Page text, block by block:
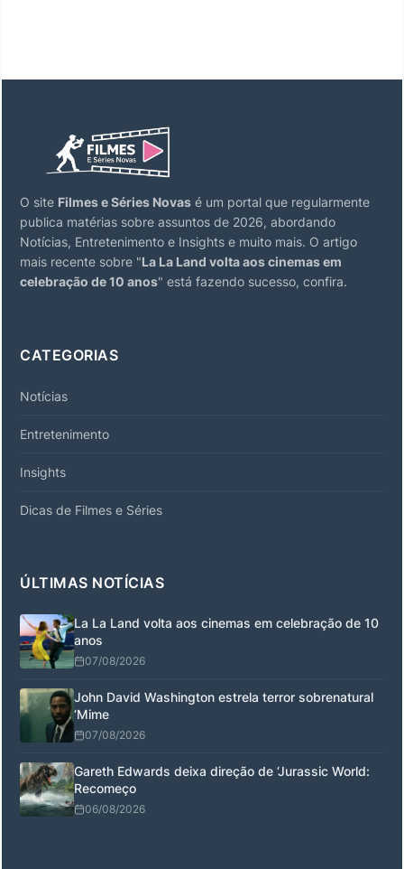
O site Filmes e Séries Novas é um portal que regularmente
publica matérias sobre assuntos de 2026, abordando
Notícias, Entretenimento e Insights e muito mais. O artigo
mais recente sobre "La La Land volta aos cinemas em
celebração de 10 anos" está fazendo sucesso, confira.
CATEGORIAS
Notícias
Entretenimento
Insights
Dicas de Filmes e Séries
ÚLTIMAS NOTÍCIAS
La La Land volta aos cinemas em celebração de 10
anos
07/08/2026
John David Washington estrela terror sobrenatural
‘Mime
07/08/2026
Gareth Edwards deixa direção de ‘Jurassic World:
Recomeço
06/08/2026